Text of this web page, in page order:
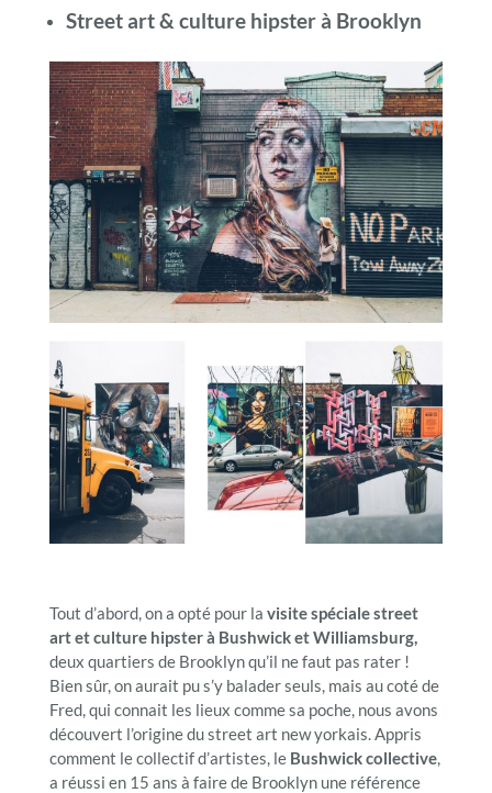
Street art & culture hipster à Brooklyn
Tout d’abord, on a opté pour la visite spéciale street
art et culture hipster à Bushwick et Williamsburg,
deux quartiers de Brooklyn qu’il ne faut pas rater !
Bien sûr, on aurait pu s’y balader seuls, mais au coté de
Fred, qui connait les lieux comme sa poche, nous avons
découvert l’origine du street art new yorkais. Appris
comment le collectif d’artistes, le Bushwick collective,
a réussi en 15 ans à faire de Brooklyn une référence